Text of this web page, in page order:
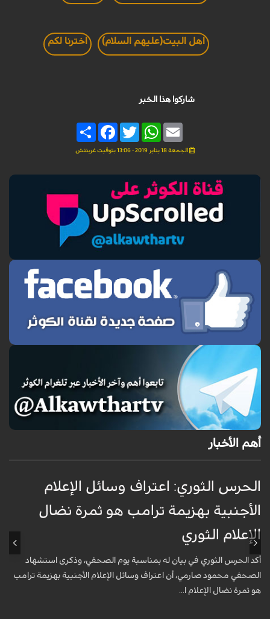
اهل البيت(عليهم السلام) اخترنا لكم
شاركوا هذا الخبر
Share
FacebookTwitter
WhatsAppEmail
الجمعة 18 يناير 2019 - 13:06 بتوقيت غرينتش
أهم الأخبار
الحرس الثوري: اعتراف وسائل الإعلام
الأجنبية بهزيمة ترامب هو ثمرة نضال
الإعلام الثوري
أكد الحرس الثوري في بيان له بمناسبة يوم الصحفي، وذكرى استشهاد
الصحفي محمود صارمي، أن اعتراف وسائل الإعلام الأجنبية بهزيمة ترامب
هو ثمرة نضال الإعلام ا...